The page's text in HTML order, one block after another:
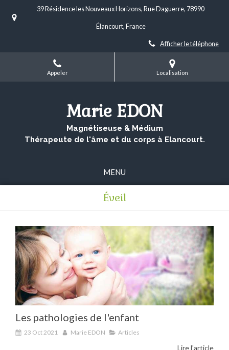
39 Résidence les Nouveaux Horizons, Rue Daguerre, 78990
Élancourt, France
Afficher le téléphone
Appeler Localisation
Marie EDON
Magnétiseuse & Médium
Thérapeute de l'âme et du corps à Elancourt.
MENU
Éveil
Les pathologies de l'enfant
23 Oct 2021 Marie EDON Articles
Lire l'article